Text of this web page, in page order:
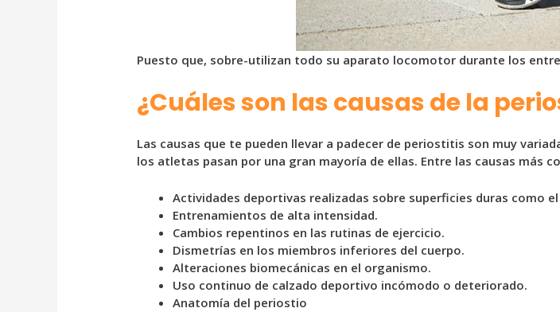
Puesto que, sobre-utilizan todo su aparato locomotor durante los
¿Cuáles son las causas de la
Las causas que te pueden llevar a padecer de periostitis son muy
los atletas pasan por una gran mayoría de ellas. Entre las causas más
Actividades deportivas realizadas sobre superficies duras como
Entrenamientos de alta intensidad.
Cambios repentinos en las rutinas de ejercicio.
Dismetrías en los miembros inferiores del cuerpo.
Alteraciones biomecánicas en el organismo.
Uso continuo de calzado deportivo incómodo o deteriorado.
Anatomía del periostio